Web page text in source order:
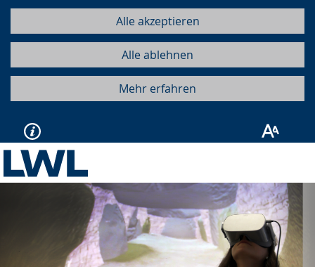
Alle akzeptieren
Alle ablehnen
Mehr erfahren
Vorherige